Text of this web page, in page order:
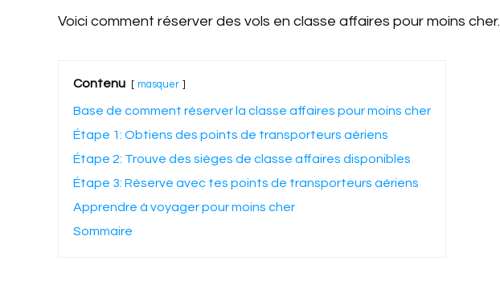
Voici comment réserver des vols en classe affaires pour moins cher.
Contenu masquer
Base de comment réserver la classe affaires pour moins cher
Étape 1: Obtiens des points de transporteurs aériens
Étape 2: Trouve des sièges de classe affaires disponibles
Étape 3: Réserve avec tes points de transporteurs aériens
Apprendre à voyager pour moins cher
Sommaire